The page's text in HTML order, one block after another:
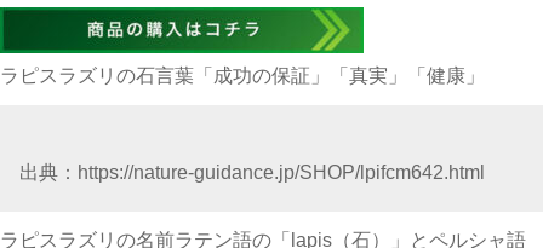
ラピスラズリの石言葉「成功の保証」「真実」「健康」